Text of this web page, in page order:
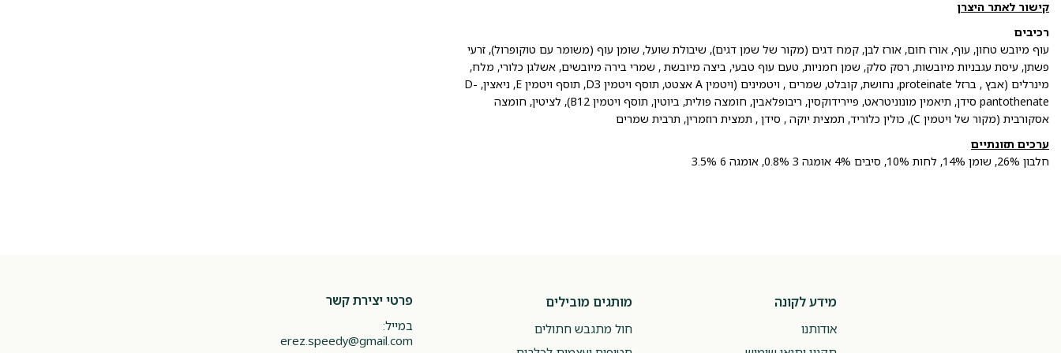
קישור לאתר היצרן
רכיבים
עוף מיובש טחון, עוף, אורז חום, אורז לבן, קמח דגים (מקור של שמן דגים), שיבולת שועל, שומן עוף (משומר עם טוקופרול), זרעי
פשתן, עיסת עגבניות מיובשות, רסק סלק, שמן חמניות, טעם עוף טבעי, ביצה מיובשת , שמרי בירה מיובשים, אשלגן כלורי, מלח,
מינרלים (אבץ , ברזל proteinate, נחושת, קובלט, שמרים , ויטמינים (ויטמין A אצטט, תוסף ויטמין D3, תוסף ויטמין E, ניאצין, D-
pantothenate סידן, תיאמין מונוניטראט, פיירידוקסין, ריבופלאבין, חומצה פולית, ביוטין, תוסף ויטמין B12), לציטין, חומצה
אסקורבית (מקור של ויטמין C), כולין כלוריד, תמצית יוקה , סידן , תמצית רוזמרין, תרבית שמרים
ערכים תזונתיים
חלבון 26%, שומן 14%, לחות 10%, סיבים 4% אומגה 3 0.8%, אומגה 6 3.5%
מידע לקונה
אודותנו
מותגים מובילים
חול מתגבש חתולים
פרטי יצירת קשר
במייל:
erez.speedy@gmail.com